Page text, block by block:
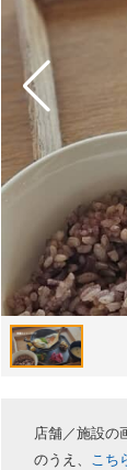
店舗／施設の
のうえ、 こち